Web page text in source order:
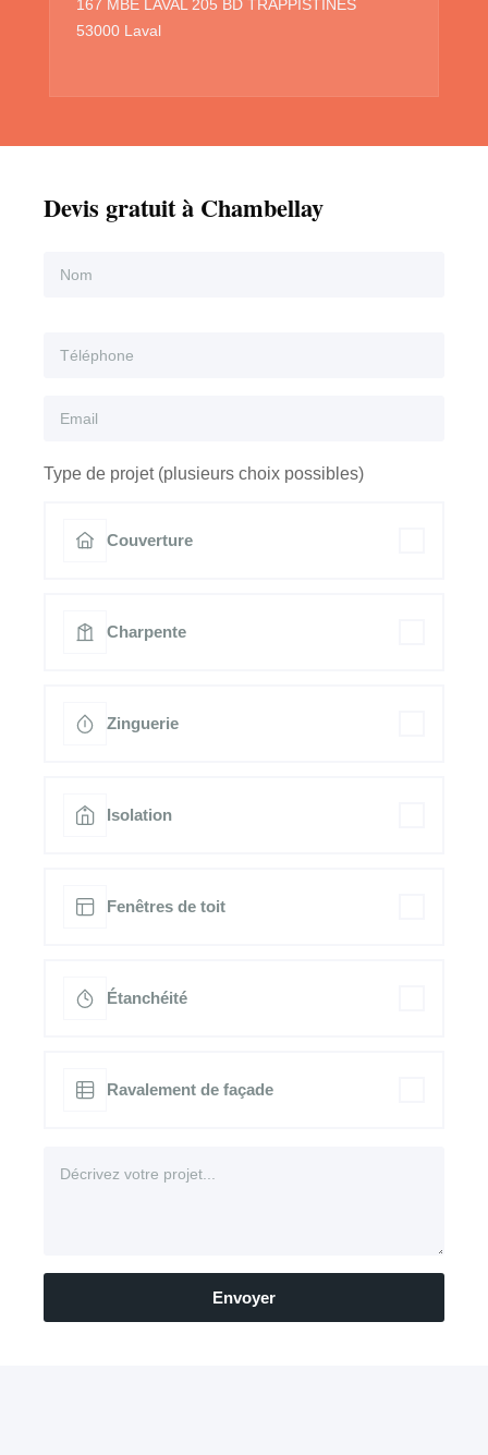
167 MBE LAVAL 205 BD TRAPPISTINES
53000 Laval
Devis gratuit à Chambellay
Type de projet (plusieurs choix possibles)
Couverture
Charpente
Zinguerie
Isolation
Fenêtres de toit
Étanchéité
Ravalement de façade
Envoyer